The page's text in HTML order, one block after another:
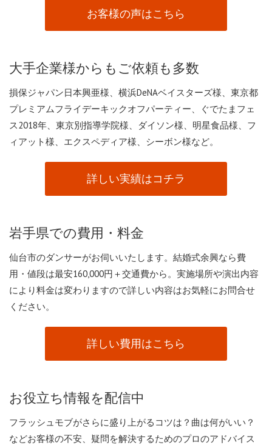
お客様の声はこちら
大手企業様からもご依頼も多数
損保ジャパン日本興亜様、横浜DeNAベイスターズ様、東京都
プレミアムフライデーキックオフパーティー、ぐでたまフェ
ス2018年、東京別指導学院様、ダイソン様、明星食品様、フ
ィアット様、エクスペディア様、シーボン様など。
詳しい実績はコチラ
岩手県での費用・料金
仙台市のダンサーがお伺いいたします。結婚式余興なら費
用・値段は最安160,000円＋交通費から。実施場所や演出内容
により料金は変わりますので詳しい内容はお気軽にお問合せ
ください。
詳しい費用はこちら
お役立ち情報を配信中
フラッシュモブがさらに盛り上がるコツは？曲は何がいい？
などお客様の不安、疑問を解決するためのプロのアドバイス